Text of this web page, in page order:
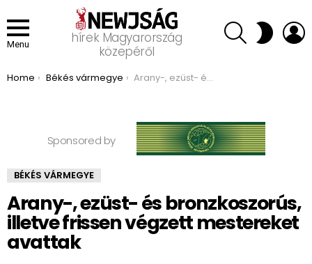
Menu
hírek Magyarország
közepéről
SEARCH SWITCH
SKIN
You are here:
Home Békés vármegye Arany-, ezüst- és bronzkoszorús, illetve frissen végzett mestereket avattak
Sponsored by
BÉKÉS VÁRMEGYE
Arany-, ezüst- és bronzkoszorús,
illetve frissen végzett mestereket
avattak